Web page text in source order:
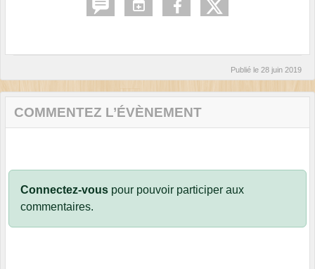
Publié le 28 juin 2019
COMMENTEZ L’ÉVÈNEMENT
Connectez-vous pour pouvoir participer aux
commentaires.